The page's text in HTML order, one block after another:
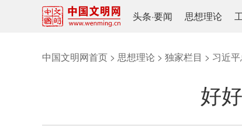
头条·要闻 思想理论
中国文明网首页 > 思想理论 > 独家栏目 > 习近
好